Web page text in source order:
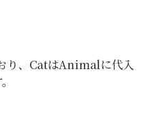
り、CatはAnimalに代入